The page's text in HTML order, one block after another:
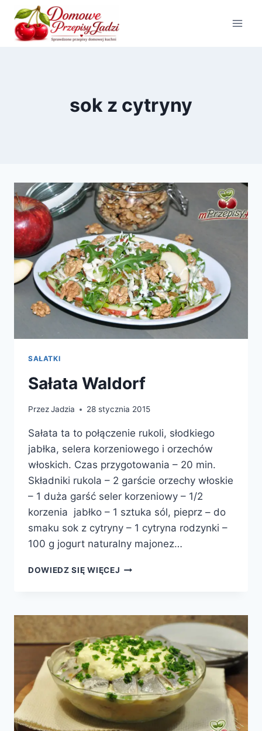
Przejdź
treści
sok z cytryny
SAŁATKI
Sałata Waldorf
PrzezJadzia 28 stycznia 2015
Sałata ta to połączenie rukoli, słodkiego
jabłka, selera korzeniowego i orzechów
włoskich. Czas przygotowania – 20 min.
Składniki rukola – 2 garście orzechy włoskie
– 1 duża garść seler korzeniowy – 1/2
korzenia jabłko – 1 sztuka sól, pieprz – do
smaku sok z cytryny – 1 cytryna rodzynki –
100 g jogurt naturalny majonez…
DOWIEDZ SIĘ WIĘCEJ SAŁATA